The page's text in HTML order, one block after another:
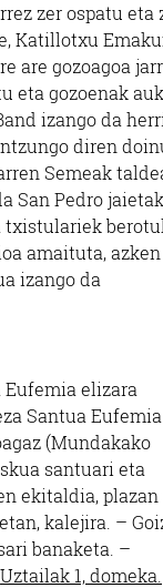
zer ospatu eta
Katillotxu
are gozoagoa
eta gozoenak
izango da
diren
Semeak
San Pedro
txistulariek
amaituta,
izango da
Eufemia elizara
Santua Eufemia
(Mundakako
santuari eta
ekitaldia, plazan
kalejira. –
banaketa. –
Uztailak 1, domeka.